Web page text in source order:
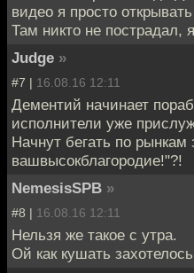
видео я просто
Там никто не пострадал,
Judge »
#7 | 16.08.16 12:11
Дементий начинает
исполнители уже
Начнут бегать по
вашвысокблагородие!"?!
NemesisSPB »
#8 | 16.08.16 12:11
Нельзя же такое с утра.
Ой как кушать